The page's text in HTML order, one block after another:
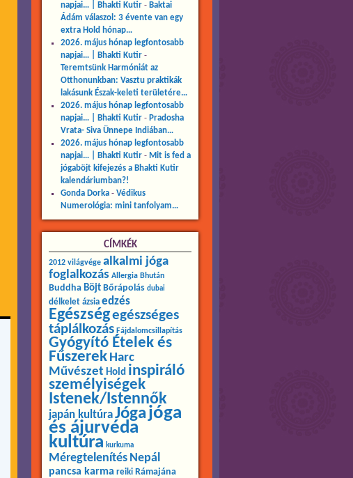
napjai… | Bhakti Kutir- Baktai
Ádám válaszol: 3 évente van egy
extra Hold hónap…
2026. május hónap legfontosabb
napjai… | Bhakti Kutir-
Teremtsünk Harmóniát az
Otthonunkban: Vasztu praktikák
lakásunk Észak-keleti területére…
2026. május hónap legfontosabb
napjai… | Bhakti Kutir- Pradosha
Vrata- Siva Ünnepe Indiában…
2026. május hónap legfontosabb
napjai… | Bhakti Kutir- Mit is fed a
jógaböjt kifejezés a Bhakti Kutir
kalendáriumban?!
Gonda Dorka- Védikus
Numerológia: mini tanfolyam…
CÍMKÉK
2012 világvége alkalmi jóga
foglalkozás Allergia Bhután
Buddha Böjt Bőrápolás dubai
délkelet ázsia edzés
Egészségegészséges
táplálkozás Fájdalomcsillapítás
Gyógyító Ételek és
Fűszerek Harc
Művészet Hold inspiráló
személyiségek
Istenek/Istennők
japán kultúraJóga jóga
és ájurvéda
kultúra kurkuma
Méregtelenítés Nepál
pancsa karma reiki Rámajána